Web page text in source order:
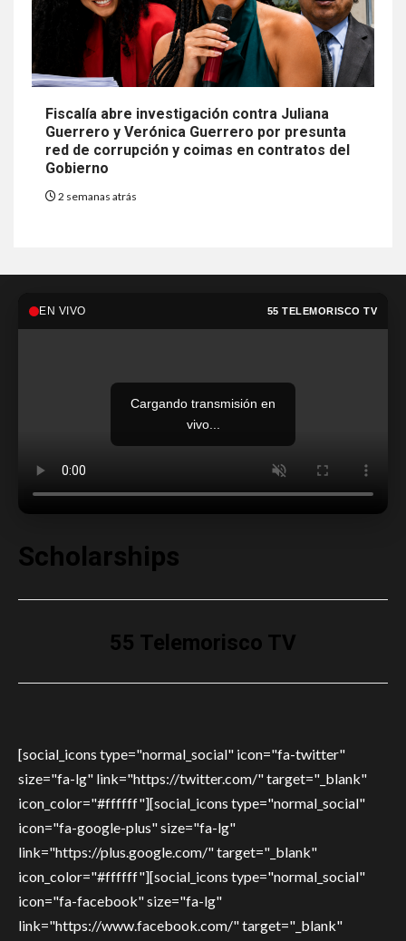
Fiscalía abre investigación contra Juliana
Guerrero y Verónica Guerrero por presunta
red de corrupción y coimas en contratos del
Gobierno
2 semanas atrás
EN VIVO 55 TELEMORISCO TV
Cargando transmisión en
vivo...
Scholarships
55 Telemorisco TV
[social_icons type="normal_social" icon="fa-twitter"
size="fa-lg" link="https://twitter.com/" target="_blank"
icon_color="#ffffff"][social_icons type="normal_social"
icon="fa-google-plus" size="fa-lg"
link="https://plus.google.com/" target="_blank"
icon_color="#ffffff"][social_icons type="normal_social"
icon="fa-facebook" size="fa-lg"
link="https://www.facebook.com/" target="_blank"